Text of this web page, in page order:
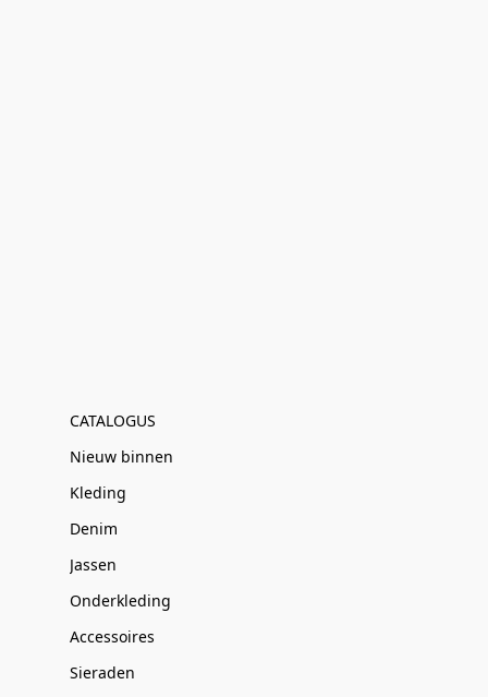
CATALOGUS
Nieuw binnen
Kleding
Denim
Jassen
Onderkleding
Accessoires
Sieraden